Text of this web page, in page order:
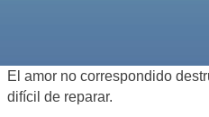
El amor no correspondido
difícil de reparar.